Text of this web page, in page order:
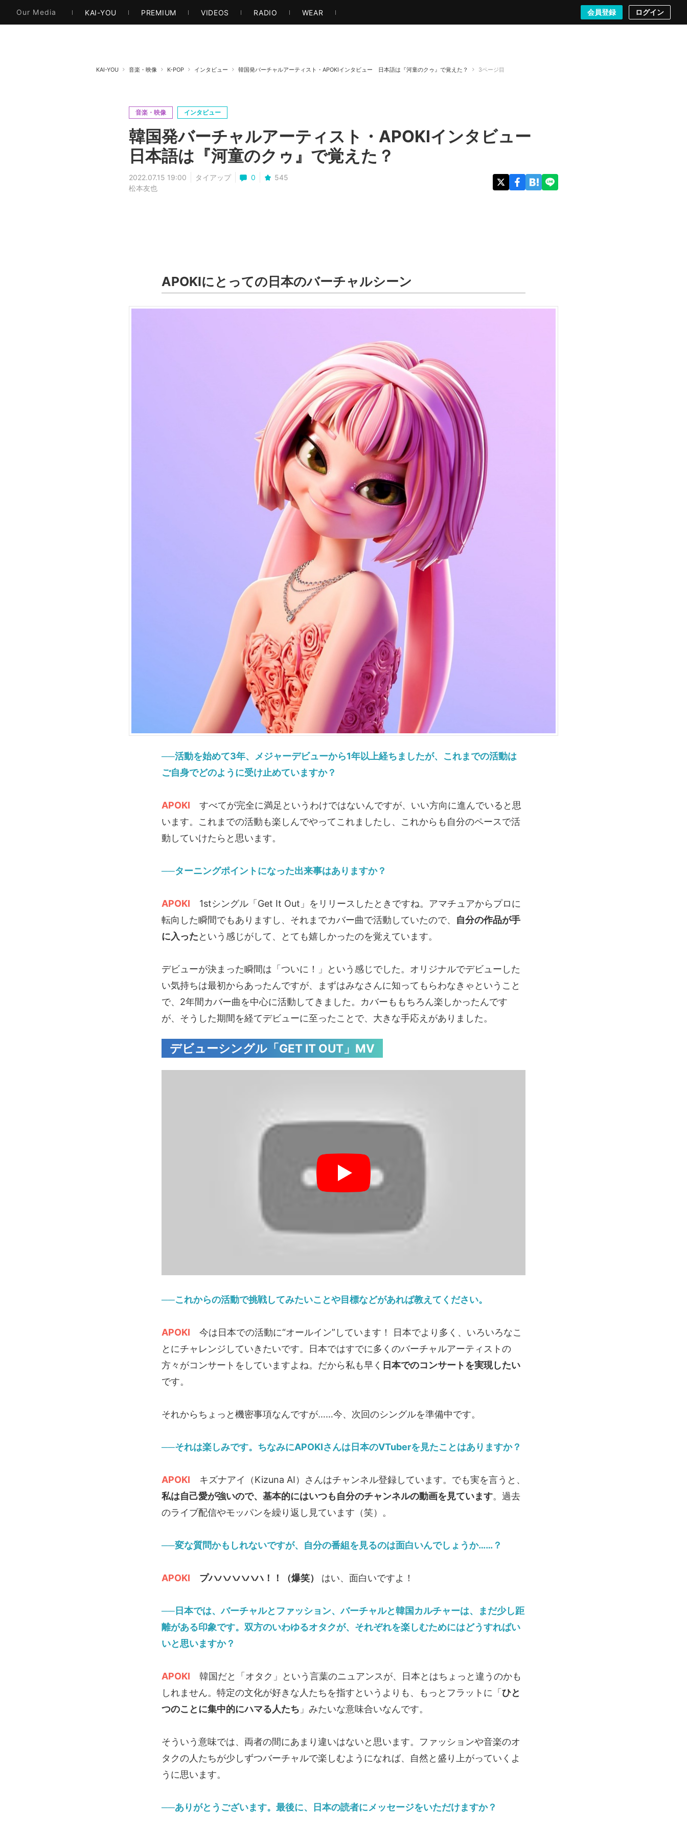
Our Media KAI-YOU PREMIUM VIDEOS RADIO WEAR 会員登録 ログイン
検索する
KAI-YOU 音楽・映像 K-POP インタビュー 韓国発バーチャルアーティスト・APOKIインタビュー 日本語は『河童のクゥ』で覚えた？ 3ページ目
音楽・映像 インタビュー
韓国発バーチャルアーティスト・APOKIインタビュー
日本語は『河童のクゥ』で覚えた？
2022.07.15 19:00 タイアップ 0
545
松本友也
APOKIにとっての日本のバーチャルシーン
──活動を始めて3年、メジャーデビューから1年以上経ちましたが、これまでの活動は
ご自身でどのように受け止めていますか？
APOKI すべてが完全に満足というわけではないんですが、いい方向に進んでいると思
います。これまでの活動も楽しんでやってこれましたし、これからも自分のペースで活
動していけたらと思います。
──ターニングポイントになった出来事はありますか？
APOKI 1stシングル「Get It Out」をリリースしたときですね。アマチュアからプロに
転向した瞬間でもありますし、それまでカバー曲で活動していたので、 自分の作品が手
に入ったという感じがして、とても嬉しかったのを覚えています。
デビューが決まった瞬間は「ついに！」という感じでした。オリジナルでデビューした
い気持ちは最初からあったんですが、まずはみなさんに知ってもらわなきゃということ
で、2年間カバー曲を中心に活動してきました。カバーももちろん楽しかったんです
が、そうした期間を経てデビューに至ったことで、大きな手応えがありました。
デビューシングル「GET IT OUT」MV
──これからの活動で挑戦してみたいことや目標などがあれば教えてください。
APOKI 今は日本での活動に“オールイン”しています！ 日本でより多く、いろいろなこ
とにチャレンジしていきたいです。日本ではすでに多くのバーチャルアーティストの
方々がコンサートをしていますよね。だから私も早く 日本でのコンサートを実現したい
です。
それからちょっと機密事項なんですが……今、次回のシングルを準備中です。
──それは楽しみです。ちなみにAPOKIさんは日本のVTuberを見たことはありますか？
APOKI キズナアイ（Kizuna AI）さんはチャンネル登録しています。でも実を言うと、
私は自己愛が強いので、基本的にはいつも自分のチャンネルの動画を見ています。過去
のライブ配信やモッパンを繰り返し見ています（笑）。
──変な質問かもしれないですが、自分の番組を見るのは面白いんでしょうか……？
APOKI プハハハハハハ！！（爆笑） はい、面白いですよ！
──日本では、バーチャルとファッション、バーチャルと韓国カルチャーは、まだ少し距
離がある印象です。双方のいわゆるオタクが、それぞれを楽しむためにはどうすればい
いと思いますか？
APOKI 韓国だと「オタク」という言葉のニュアンスが、日本とはちょっと違うのかも
しれません。特定の文化が好きな人たちを指すというよりも、もっとフラットに「ひと
つのことに集中的にハマる人たち 」みたいな意味合いなんです。
そういう意味では、両者の間にあまり違いはないと思います。ファッションや音楽のオ
タクの人たちが少しずつバーチャルで楽しむようになれば、自然と盛り上がっていくよ
うに思います。
──ありがとうございます。最後に、日本の読者にメッセージをいただけますか？